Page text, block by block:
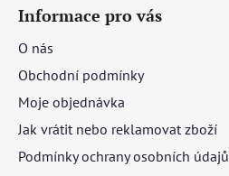
Informace pro vás
O nás
Obchodní podmínky
Moje objednávka
Jak vrátit nebo reklamovat zboží
Podmínky ochrany osobních údajů